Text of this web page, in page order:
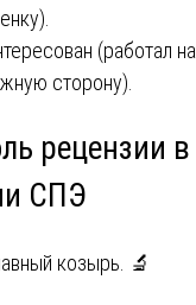
(работал на
сторону).
рецензии в
СПЭ
козырь. 🔬